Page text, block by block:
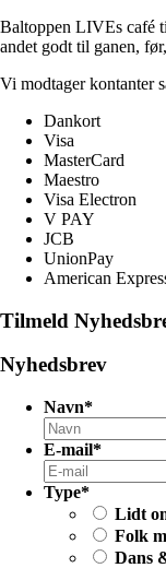
Baltoppen LIVEs café
andet godt til ganen,
Vi modtager kontanter
Dankort
Visa
MasterCard
Maestro
Visa Electron
V PAY
JCB
UnionPay
American
Tilmeld
Nyhedsbrev
Navn*
E-mail*
Type*
Lidt
Folk
Dans